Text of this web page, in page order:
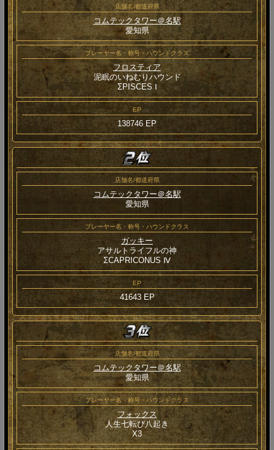
店舗名/都道府県
コムテックタワー＠名駅
愛知県
プレーヤー名・称号・ハウンドクラス
フロスティア
泥眠のいねむりハウンド
ΣPISCES Ⅰ
EP
138746 EP
店舗名/都道府県
コムテックタワー＠名駅
愛知県
プレーヤー名・称号・ハウンドクラス
ガッキー
アサルトライフルの神
ΣCAPRICONUS Ⅳ
EP
41643 EP
店舗名/都道府県
コムテックタワー＠名駅
愛知県
プレーヤー名・称号・ハウンドクラス
フォックス
人生七転び八起き
Χ3